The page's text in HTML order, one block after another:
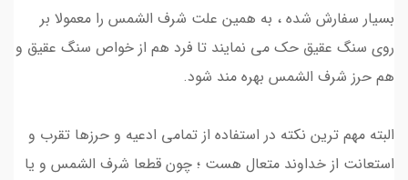
بسیار سفارش شده ، به همین علت شرف الشمس را معمولا بر
روی سنگ عقیق حک می نمایند تا فرد هم از خواص سنگ عقیق و
هم حرز شرف الشمس بهره مند شود.
البته مهم ترین نکته در استفاده از تمامی ادعیه و حرزها تقرب و
استعانت از خداوند متعال هست ؛ چون قطعا شرف الشمس و یا